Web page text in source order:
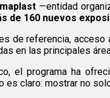
—entidad
de 160 nuevos
de referencia,
en las principales
el programa ha
es claro: mostrar no